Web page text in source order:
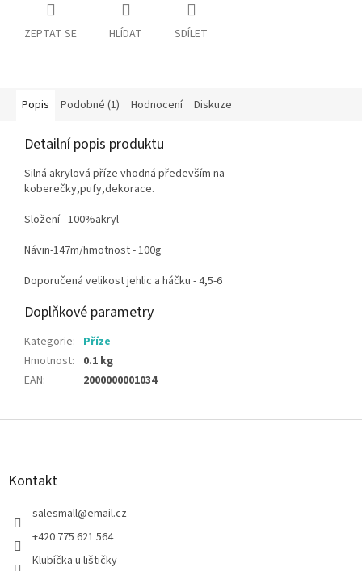
ZEPTAT SE HLÍDAT SDÍLET
Popis Podobné (1) Hodnocení Diskuze
Detailní popis produktu
Silná akrylová příze vhodná především na
koberečky,pufy,dekorace.
Složení - 100%akryl
Návin-147m/hmotnost - 100g
Doporučená velikost jehlic a háčku - 4,5-6
Doplňkové parametry
Kategorie: Příze
Hmotnost:
0.1 kg
EAN: 2000000001034
Z
Kontakt
salesmall@email.cz
+420 775 621 564
Klubíčka u lištičky